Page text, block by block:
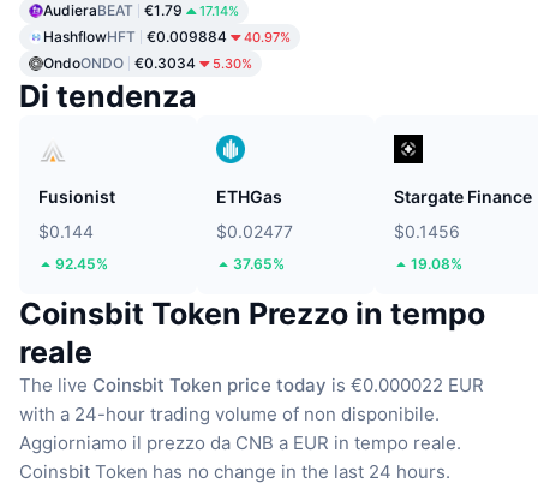
AudieraBEAT €1.79 17.14%
HashflowHFT €0.009884 40.97%
OndoONDO €0.3034 5.30%
Di tendenza
Fusionist
$0.144
92.45%
ETHGas
$0.02477
37.65%
Stargate Finance
$0.1456
19.08%
Coinsbit Token Prezzo in tempo
reale
The live Coinsbit Token price today is €0.000022 EUR
with a 24-hour trading volume of non disponibile.
Aggiorniamo il prezzo da CNB a EUR in tempo reale.
Coinsbit Token has no change in the last 24 hours.